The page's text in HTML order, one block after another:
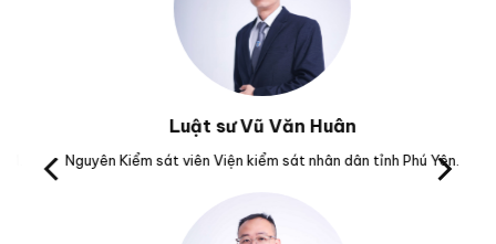
Luật sư Vũ Văn Huân
Nguyên Kiểm sát viên Viện kiểm sát nhân dân tỉnh Phú Yên.